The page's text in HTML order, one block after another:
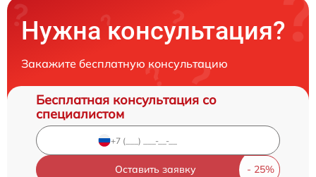
Нужна консультация?
Закажите бесплатную консультацию
Бесплатная консультация со
специалистом
Оставить заявку